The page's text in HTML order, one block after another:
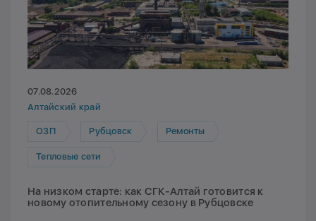
07.08.2026
Алтайский край
ОЗП Рубцовск Ремонты
Тепловые сети
На низком старте: как СГК-Алтай готовится к
новому отопительному сезону в Рубцовске